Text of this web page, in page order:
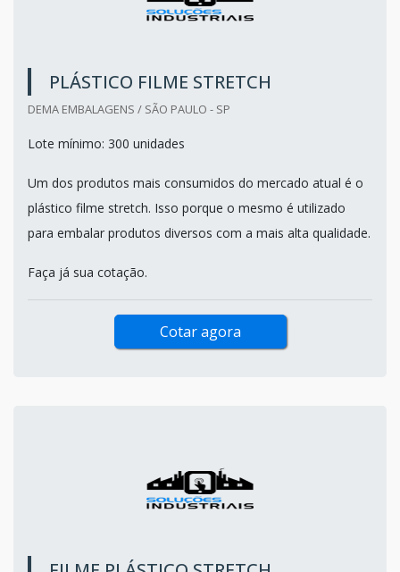
PLÁSTICO FILME STRETCH
DEMA EMBALAGENS / SÃO PAULO - SP
Lote mínimo: 300 unidades
Um dos produtos mais consumidos do mercado atual é o
plástico filme stretch. Isso porque o mesmo é utilizado
para embalar produtos diversos com a mais alta qualidade.
Faça já sua cotação.
Cotar agora